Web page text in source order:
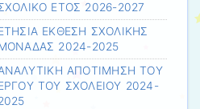
ΕΤΟΣ 2026-2027
ΕΚΘΕΣΗ ΣΧΟΛΙΚΗΣ
2024-2025
ΑΠΟΤΙΜΗΣΗ ΤΟΥ
ΤΟΥ ΣΧΟΛΕΙΟΥ 2024-